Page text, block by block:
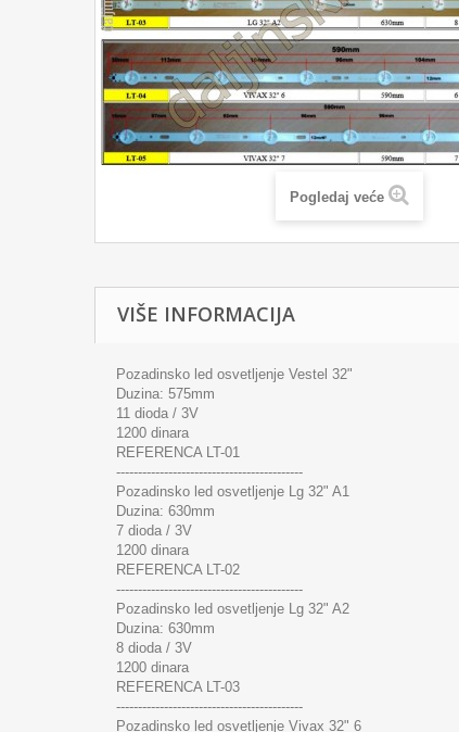
Pogledaj veće
VIŠE INFORMACIJA
Pozadinsko led osvetljenje Vestel 32"
Duzina: 575mm
11 dioda / 3V
1200 dinara
REFERENCA LT-01
-------------------------------------------
Pozadinsko led osvetljenje Lg 32" A1
Duzina: 630mm
7 dioda / 3V
1200 dinara
REFERENCA LT-02
-------------------------------------------
Pozadinsko led osvetljenje Lg 32" A2
Duzina: 630mm
8 dioda / 3V
1200 dinara
REFERENCA LT-03
-------------------------------------------
Pozadinsko led osvetljenje Vivax 32" 6